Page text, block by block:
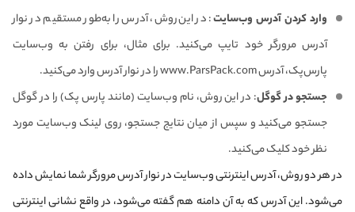
وارد کردن آدرس وب‌سایت: در این روش، آدرس را به‌طور مستقیم در نوار
آدرس مرورگر خود تایپ می‌کنید. برای مثال، برای رفتن به وب‌سایت
پارس‌پک، آدرس www.ParsPack.com را در نوار آدرس وارد می‌کنید.
جستجو در گوگل: در این روش، نام وب‌سایت (مانند پارس پک) را در گوگل
جستجو می‌کنید و سپس از میان نتایج جستجو، روی لینک وب‌سایت مورد
نظر خود کلیک می‌کنید.
در هر دو روش، آدرس اینترنتی وب‌سایت در نوار آدرس مرورگر شما نمایش داده
می‌شود. این آدرس که به آن دامنه هم گفته می‌شود، در واقع نشانی اینترنتی